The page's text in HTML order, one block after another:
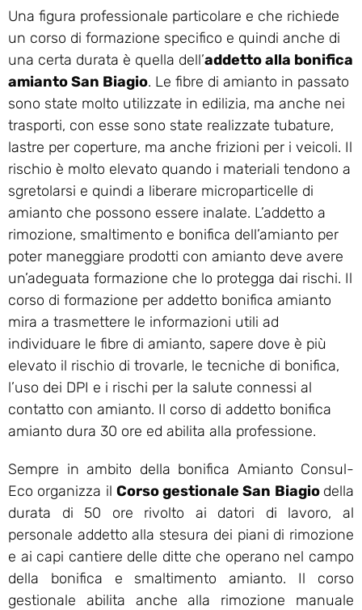
Una figura professionale particolare e che richiede
un corso di formazione specifico e quindi anche di
una certa durata è quella dell’addetto alla bonifica
amianto San Biagio. Le fibre di amianto in passato
sono state molto utilizzate in edilizia, ma anche nei
trasporti, con esse sono state realizzate tubature,
lastre per coperture, ma anche frizioni per i veicoli. Il
rischio è molto elevato quando i materiali tendono a
sgretolarsi e quindi a liberare microparticelle di
amianto che possono essere inalate. L’addetto a
rimozione, smaltimento e bonifica dell’amianto per
poter maneggiare prodotti con amianto deve avere
un’adeguata formazione che lo protegga dai rischi. Il
corso di formazione per addetto bonifica amianto
mira a trasmettere le informazioni utili ad
individuare le fibre di amianto, sapere dove è più
elevato il rischio di trovarle, le tecniche di bonifica,
l’uso dei DPI e i rischi per la salute connessi al
contatto con amianto. Il corso di addetto bonifica
amianto dura 30 ore ed abilita alla professione.
Sempre in ambito della bonifica Amianto Consul-
Eco organizza il Corso gestionale San Biagio della
durata di 50 ore rivolto ai datori di lavoro, al
personale addetto alla stesura dei piani di rimozione
e ai capi cantiere delle ditte che operano nel campo
della bonifica e smaltimento amianto. Il corso
gestionale abilita anche alla rimozione manuale